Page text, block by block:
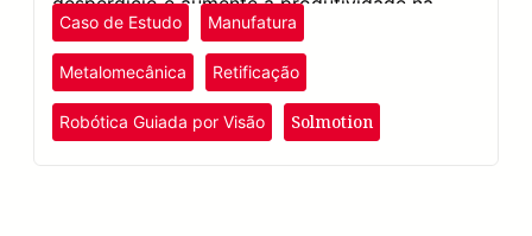
fabricação de componentes metálicos.
Caso de Estudo Manufatura
Metalomecânica Retificação
Robótica Guiada por Visão Solmotion